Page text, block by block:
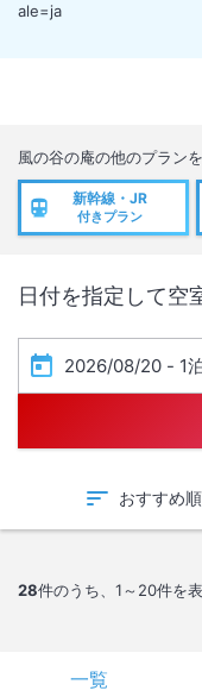
ale=ja
風の谷の庵の他のプラン
新幹線・JR
付きプラン
日付を指定して空
おすすめ順
28件のうち、 1～20件を
一覧